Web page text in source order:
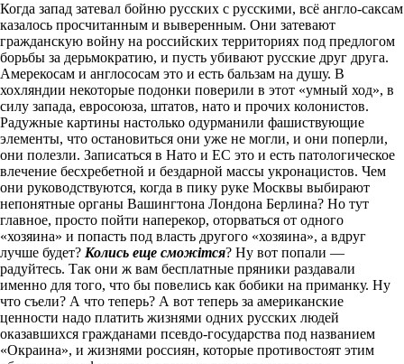
Когда запад затевал бойню русских с русскими, всё англо-саксам
казалось просчитанным и выверенным. Они затевают
гражданскую войну на российских территориях под предлогом
борьбы за дерьмократию, и пусть убивают русские друг друга.
Амерекосам и англососам это и есть бальзам на душу. В
хохляндии некоторые подонки поверили в этот «умный ход», в
силу запада, евросоюза, штатов, нато и прочих колонистов.
Радужные картины настолько одурманили фашиствующие
элементы, что остановиться они уже не могли, и они поперли,
они полезли. Записаться в Нато и ЕС это и есть патологическое
влечение бесхребетной и бездарной массы укронацистов. Чем
они руководствуются, когда в пику руке Москвы выбирают
непонятные органы Вашингтона Лондона Берлина? Но тут
главное, просто пойти наперекор, оторваться от одного
«хозяина» и попасть под власть другого «хозяина», а вдруг
лучше будет? Колись еще сможітся? Ну вот попали —
радуйтесь. Так они ж вам бесплатные пряники раздавали
именно для того, что бы повелись как бобики на приманку. Ну
что съели? А что теперь? А вот теперь за американские
ценности надо платить жизнями одних русских людей
оказавшихся гражданами псевдо-государства под названием
«Окраина», и жизнями россиян, которые противостоят этим